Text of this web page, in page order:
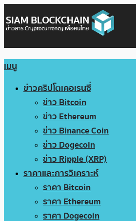
เมนู
ข่าวคริปโตเคอเรนซี่
ข่าว Bitcoin
ข่าว Ethereum
ข่าว Binance Coin
ข่าว Dogecoin
ข่าว Ripple (XRP)
ราคาและการวิเคราะห์
ราคา Bitcoin
ราคา Ethereum
ราคา Dogecoin